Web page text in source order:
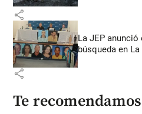
share
La JEP
búsqueda en
share
Te recomendamos